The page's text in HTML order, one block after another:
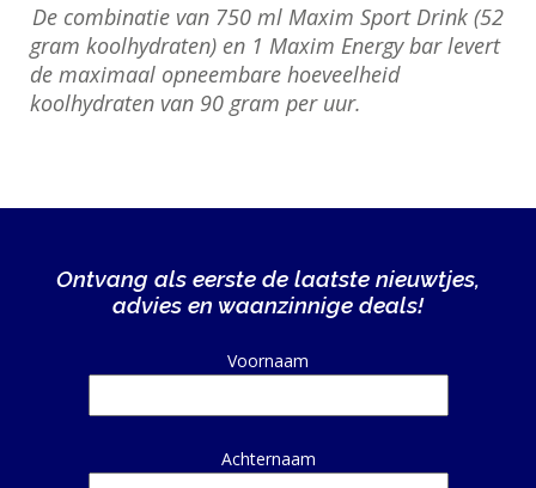
De combinatie van 750 ml Maxim Sport Drink (52
gram koolhydraten) en 1 Maxim Energy bar levert
de maximaal opneembare hoeveelheid
koolhydraten van 90 gram per uur.
Ontvang als eerste de laatste nieuwtjes,
advies en waanzinnige deals!
Voornaam
Achternaam
Alternative: